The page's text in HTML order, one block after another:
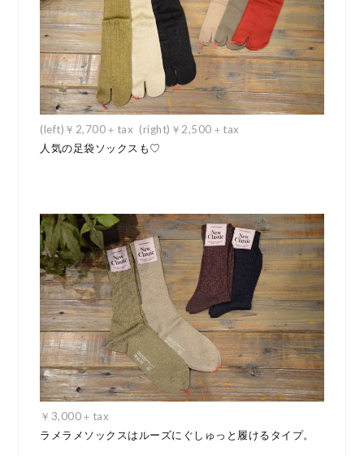
(left)￥2,700＋tax (right)￥2,500＋tax
人気の足袋ソックスも♡
￥3,000＋tax
ラメラメソックスはルーズにぐしゅっと履けるタイプ。